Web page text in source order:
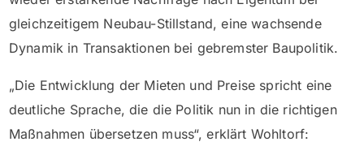
gleichzeitigem Neubau-Stillstand, eine wachsende
Dynamik in Transaktionen bei gebremster Baupolitik.
„Die Entwicklung der Mieten und Preise spricht eine
deutliche Sprache, die die Politik nun in die richtigen
Maßnahmen übersetzen muss“, erklärt Wohltorf: